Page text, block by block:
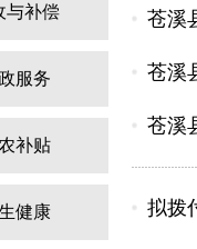
与补偿
服务
补贴
健康
苍溪
苍溪
苍溪
拟拨